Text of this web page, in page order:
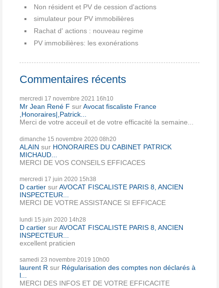
Non résident et PV de cession d'actions
simulateur pour PV immobilières
Rachat d' actions : nouveau regime
PV immobilières: les exonérations
Commentaires récents
mercredi 17 novembre 2021 16h10
Mr Jean René F surAvocat fiscaliste France
,Honoraires|,Patrick...
Merci de votre acceuil et de votre efficacité la semaine...
dimanche 15 novembre 2020 08h20
ALAIN sur HONORAIRES DU CABINET PATRICK
MICHAUD...
MERCI DE VOS CONSEILS EFFICACES
mercredi 17 juin 2020 15h38
D cartier surAVOCAT FISCALISTE PARIS 8, ANCIEN
INSPECTEUR...
MERCI DE VOTRE ASSISTANCE SI EFFICACE
lundi 15 juin 2020 14h28
D cartier surAVOCAT FISCALISTE PARIS 8, ANCIEN
INSPECTEUR...
excellent praticien
samedi 23 novembre 2019 10h00
laurent R sur Régularisation des comptes non déclarés à
l...
MERCI DES INFOS ET DE VOTRE EFFICACITE